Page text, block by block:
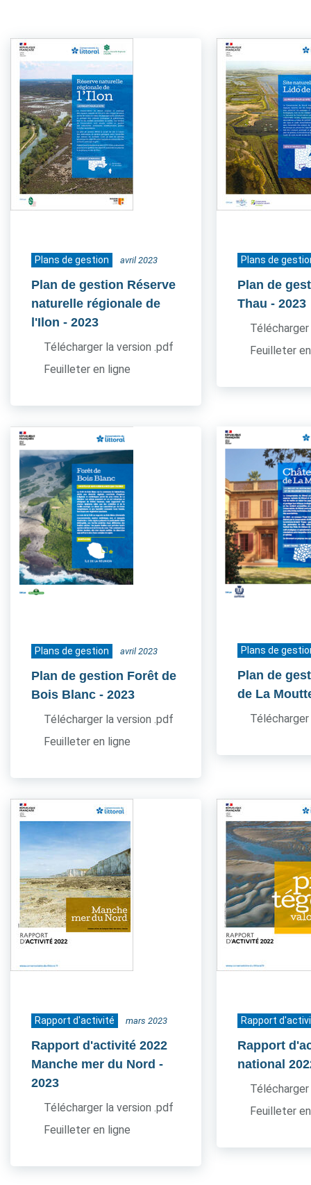
Plans de gestion avril 2023
Plan de gestion Réserve
naturelle régionale de
l'Ilon - 2023
Télécharger la version .pdf
Feuilleter en ligne
Plans de
Plan de
Thau - 2023
Feuilleter
Plans de gestion avril 2023
Plan de gestion Forêt de
Bois Blanc - 2023
Télécharger la version .pdf
Feuilleter en ligne
Plans de
Plan de
de La
Rapport d'activité mars 2023
Rapport d'activité 2022
Manche mer du Nord -
2023
Télécharger la version .pdf
Feuilleter en ligne
Rapport
Rapport
national
Feuilleter